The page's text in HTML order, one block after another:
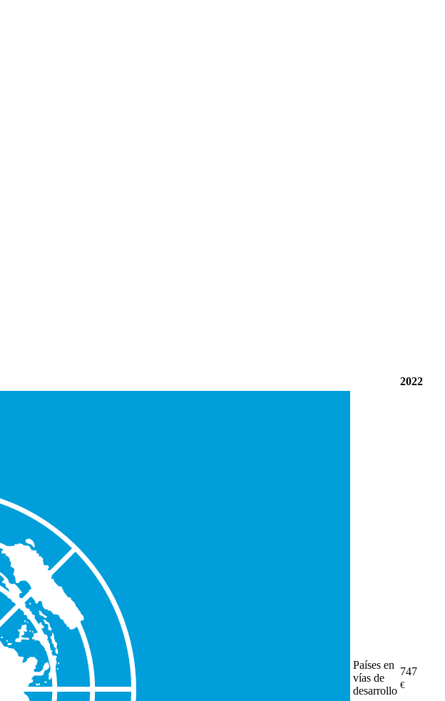
2022
Países en
vías de
desarrollo
747
€